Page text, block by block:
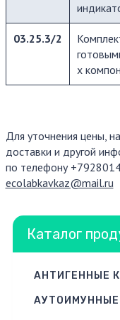
03.25.3/2
х
Для уточнения цены,
доставки и другой
по телефону
ecolabkavkaz@mail.ru
Каталог
АНТИГЕННЫЕ